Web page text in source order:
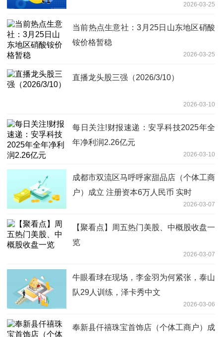
2026-03-25
当前热点生意社：3月25日山东地区硝酸
铵价格暂稳
2026-03-25
直播龙头股三强（2026/3/10）
2026-03-10
每日关注!财报速递：安孚科技2025年全
年净利润2.26亿元
2026-03-10
成都市双流区马呼呼家甜品店（个体工商
户）成立 注册资本6万人民币 实时
2026-03-07
【聚看点】周五热门美股、中概股收盘一
览
2026-03-07
牛眼看球在现场，李金羽为何紧张，泰山
队29人训练，泽卡秀中文
2026-03-06
奉新县仟禧珠宝首饰店（个体工商户）成